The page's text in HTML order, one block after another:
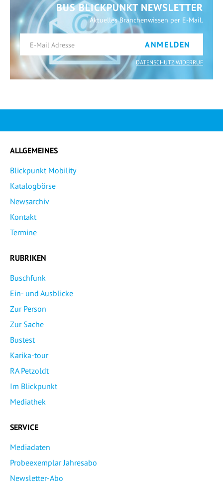
BUS BLICKPUNKT NEWSLETTER
Aktuelles Branchenwissen per E-Mail.
ANMELDEN
DATENSCHUTZ WIDERRUF
ALLGEMEINES
Blickpunkt Mobility
Katalogbörse
Newsarchiv
Kontakt
Termine
RUBRIKEN
Buschfunk
Ein- und Ausblicke
Zur Person
Zur Sache
Bustest
Karika-tour
RA Petzoldt
Im Blickpunkt
Mediathek
SERVICE
Mediadaten
Probeexemplar Jahresabo
Newsletter-Abo